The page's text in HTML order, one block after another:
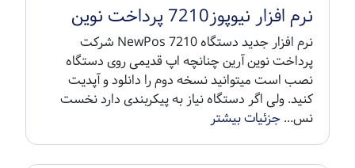
نرم افزار نیوپوز7210 پرداخت نوین
نرم افزار جدید دستگاه NewPos 7210 شرکت
پرداخت نوین آرین چنانچه اپ قدیمی روی دستگاه
نصب است میتوانید نسخه دوم را دانلود و آپدیت
کنید. ولی اگر دستگاه نیاز به پیکربندی دارد نخست
نس...جزئیات بیشتر